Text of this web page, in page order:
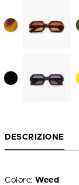
DESCRIZIONE
Colore: Weed